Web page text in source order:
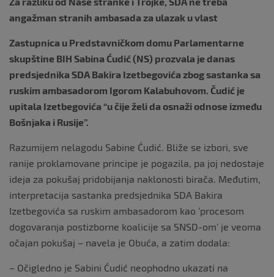
angažman stranih ambasada za ulazak u vlast
Zastupnica u Predstavničkom domu Parlamentarne
skupštine BIH Sabina Ćudić (NS) prozvala je danas
predsjednika SDA Bakira Izetbegovića zbog sastanka sa
ruskim ambasadorom Igorom Kalabuhovom. Čudić je
upitala Izetbegovića “u čije želi da osnaži odnose između
Bošnjaka i Rusije”.
Razumijem nelagodu Sabine Ćudić. Bliže se izbori, sve
ranije proklamovane principe je pogazila, pa joj nedostaje
ideja za pokušaj pridobijanja naklonosti birača. Međutim,
interpretacija sastanka predsjednika SDA Bakira
Izetbegovića sa ruskim ambasadorom kao ‘procesom
dogovaranja postizborne koalicije sa SNSD-om’ je veoma
očajan pokušaj – navela je Obuća, a zatim dodala:
– Očigledno je Sabini Ćudić neophodno ukazati na